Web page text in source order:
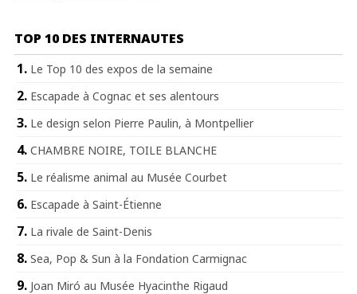
TOP 10 DES INTERNAUTES
Le Top 10 des expos de la semaine
Escapade à Cognac et ses alentours
Le design selon Pierre Paulin, à Montpellier
CHAMBRE NOIRE, TOILE BLANCHE
Le réalisme animal au Musée Courbet
Escapade à Saint-Étienne
La rivale de Saint-Denis
Sea, Pop & Sun à la Fondation Carmignac
Joan Miró au Musée Hyacinthe Rigaud